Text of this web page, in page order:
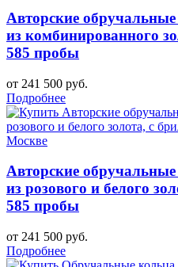
Авторские
из комбинированного
585 пробы
от 241 500 руб.
Подробнее
Авторские обручальные
из розового и белого
585 пробы
от 241 500 руб.
Подробнее